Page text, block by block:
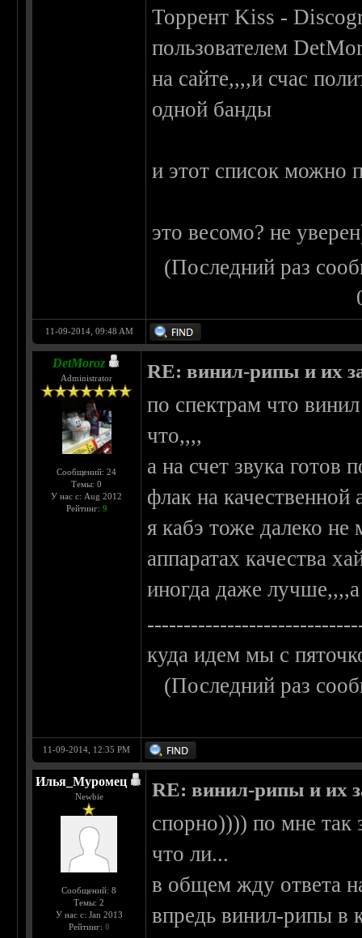
Торрент Kiss -
пользователем
на сайте,,,,и счас
одной банды
и этот список можно
это весомо? не
(Последний раз
11-09-2014, 09:48 AM
DetMoroz
Administrator
Сообщений: 24
Темы: 0
У нас с: Aug 2012
Рейтинг: 9
RE: винил-рипы и их
по спектрам что
что,,,,
а на счет звука готов
флак на качественной
я кабэ тоже далеко
аппаратах качества
иногда даже
куда идем мы с
(Последний раз
11-09-2014, 12:35 PM
Илья_Муромец
Newbie
Сообщений: 8
Темы: 2
У нас с: Jan 2013
Рейтинг: 0
RE: винил-рипы и их
спорно)))) по мне так
что ли...
в общем жду ответа
впредь винил-рипы в